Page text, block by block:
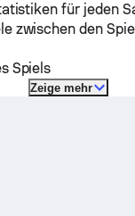
für jeden
zwischen den
Spiels
Zeige mehr